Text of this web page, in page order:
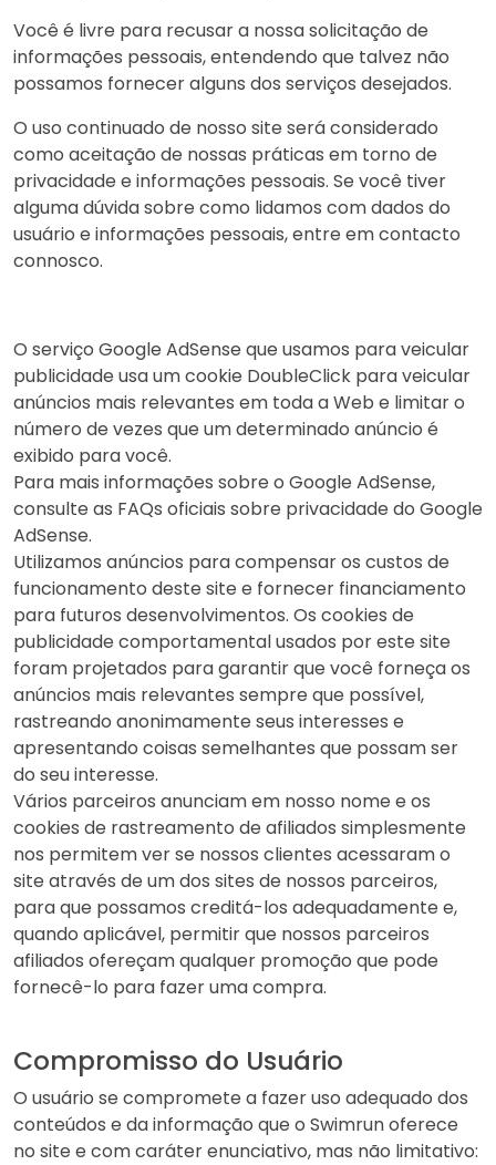
Você é livre para recusar a nossa solicitação de
informações pessoais, entendendo que talvez não
possamos fornecer alguns dos serviços desejados.
O uso continuado de nosso site será considerado
como aceitação de nossas práticas em torno de
privacidade e informações pessoais. Se você tiver
alguma dúvida sobre como lidamos com dados do
usuário e informações pessoais, entre em contacto
connosco.
O serviço Google AdSense que usamos para veicular
publicidade usa um cookie DoubleClick para veicular
anúncios mais relevantes em toda a Web e limitar o
número de vezes que um determinado anúncio é
exibido para você.
Para mais informações sobre o Google AdSense,
consulte as FAQs oficiais sobre privacidade do Google
AdSense.
Utilizamos anúncios para compensar os custos de
funcionamento deste site e fornecer financiamento
para futuros desenvolvimentos. Os cookies de
publicidade comportamental usados ​​por este site
foram projetados para garantir que você forneça os
anúncios mais relevantes sempre que possível,
rastreando anonimamente seus interesses e
apresentando coisas semelhantes que possam ser
do seu interesse.
Vários parceiros anunciam em nosso nome e os
cookies de rastreamento de afiliados simplesmente
nos permitem ver se nossos clientes acessaram o
site através de um dos sites de nossos parceiros,
para que possamos creditá-los adequadamente e,
quando aplicável, permitir que nossos parceiros
afiliados ofereçam qualquer promoção que pode
fornecê-lo para fazer uma compra.
Compromisso do Usuário
O usuário se compromete a fazer uso adequado dos
conteúdos e da informação que o Swimrun oferece
no site e com caráter enunciativo, mas não limitativo: